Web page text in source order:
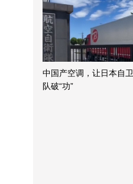
中国产空调，让日本自卫
队破“功”